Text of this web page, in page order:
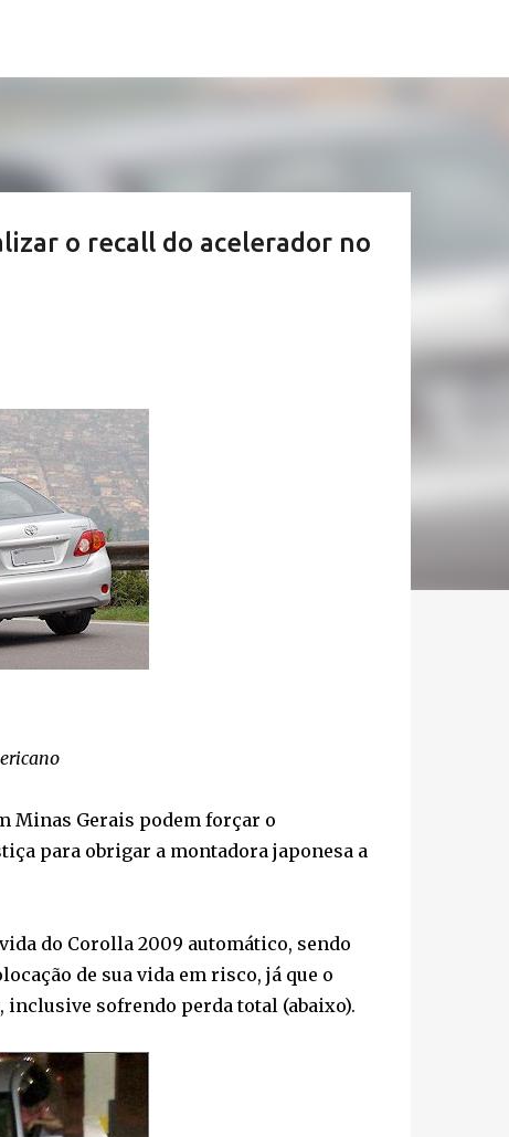
o recall do acelerador no
Minas Gerais podem forçar o
para obrigar a montadora japonesa a
do Corolla 2009 automático, sendo
de sua vida em risco, já que o
inclusive sofrendo perda total (abaixo).